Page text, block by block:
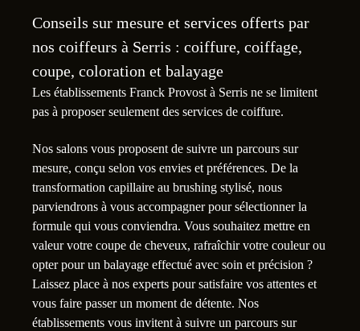
Conseils sur mesure et services offerts par
nos coiffeurs à Serris : coiffure, coiffage,
coupe, coloration et balayage
Les établissements Franck Provost à Serris ne se limitent
pas à proposer seulement des services de coiffure.
Nos salons vous proposent de suivre un parcours sur
mesure, conçu selon vos envies et préférences. De la
transformation capillaire au brushing stylisé, nous
parviendrons à vous accompagner pour sélectionner la
formule qui vous conviendra. Vous souhaitez mettre en
valeur votre coupe de cheveux, rafraîchir votre couleur ou
opter pour un balayage effectué avec soin et précision ?
Laissez place à nos experts pour satisfaire vos attentes et
vous faire passer un moment de détente. Nos
établissements vous invitent à suivre un parcours sur